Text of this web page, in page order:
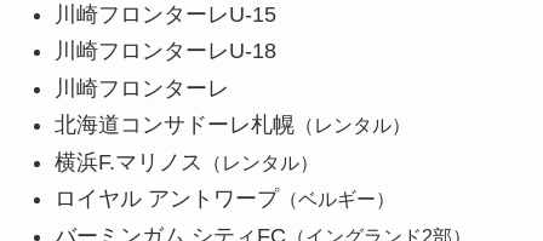
川崎フロンターレU-15
川崎フロンターレU-18
川崎フロンターレ
北海道コンサドーレ札幌（レンタル）
横浜F.マリノス （レンタル）
ロイヤル アントワープ（ベルギー）
バーミンガム シティFC （イングランド2部）